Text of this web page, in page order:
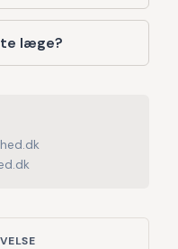
læge?